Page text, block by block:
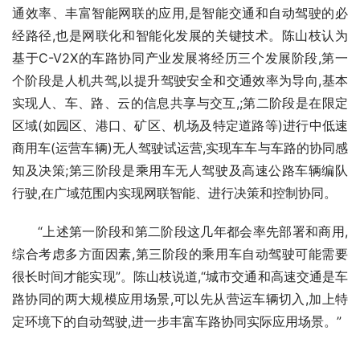
通效率、丰富智能网联的应用,是智能交通和自动驾驶的必
经路径,也是网联化和智能化发展的关键技术。陈山枝认为
基于C-V2X的车路协同产业发展将经历三个发展阶段,第一
个阶段是人机共驾,以提升驾驶安全和交通效率为导向,基本
实现人、车、路、云的信息共享与交互,;第二阶段是在限定
区域(如园区、港口、矿区、机场及特定道路等)进行中低速
商用车(运营车辆)无人驾驶试运营,实现车车与车路的协同感
知及决策;第三阶段是乘用车无人驾驶及高速公路车辆编队
行驶,在广域范围内实现网联智能、进行决策和控制协同。
“上述第一阶段和第二阶段这几年都会率先部署和商用,
综合考虑多方面因素,第三阶段的乘用车自动驾驶可能需要
很长时间才能实现”。陈山枝说道,“城市交通和高速交通是车
路协同的两大规模应用场景,可以先从营运车辆切入,加上特
定环境下的自动驾驶,进一步丰富车路协同实际应用场景。”